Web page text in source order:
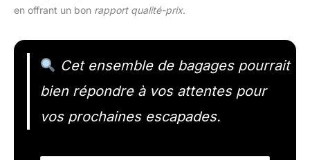
en offrant un bon rapport qualité-prix.
Cet ensemble de bagages pourrait
bien répondre à vos attentes pour
vos prochaines escapades.